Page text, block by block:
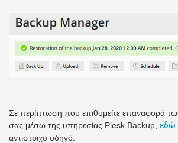
Σε περίπτωση που επιθυμείτε επαναφορά
σας μέσω της υπηρεσίας Plesk Backup, εδώ
αντίστοιχο οδηγό.